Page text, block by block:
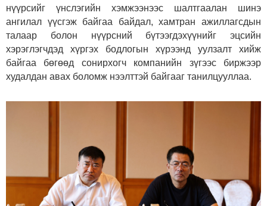
нүүрсийг үнслэгийн хэмжээнээс шалтгаалан шинэ
ангилал үүсгэж байгаа байдал, хамтран ажиллагсдын
талаар болон нүүрсний бүтээгдэхүүнийг эцсийн
хэрэглэгчдэд хүргэх бодлогын хүрээнд уулзалт хийж
байгаа бөгөөд сонирхогч компанийн зүгээс биржээр
худалдан авах боломж нээлттэй байгааг танилцууллаа.